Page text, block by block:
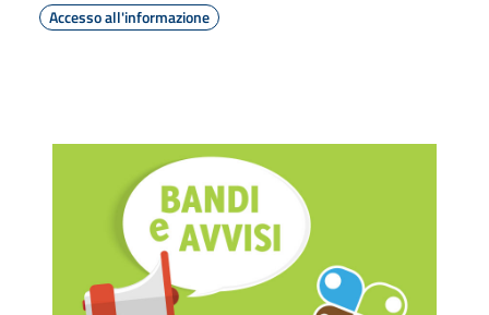
Accesso all'informazione